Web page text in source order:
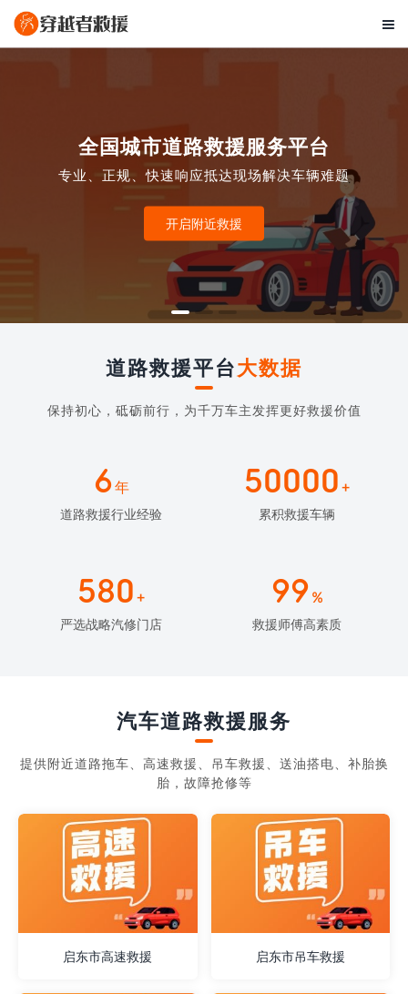

全国城市道路救援服务平台
专业、正规、快速响应抵达现场解决车辆难题
开启附近救援
道路救援平台大数据
保持初心，砥砺前行，为千万车主发挥更好救援价值
6年
道路救援行业经验
50000 +
累积救援车辆
580 +
严选战略汽修门店
99 %
救援师傅高素质
汽车道路救援服务
提供附近道路拖车、高速救援、吊车救援、送油搭电、补胎换
胎，故障抢修等
启东市高速救援 启东市吊车救援